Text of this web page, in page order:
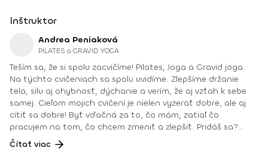
Inštruktor
Andrea Peniaková
PILATES a GRAVID YOGA
Teším sa, že si spolu zacvičíme! Pilates, Joga a Gravid joga.
Na týchto cvičeniach sa spolu uvidíme. Zlepšíme držanie
tela, silu aj ohybnosť, dýchanie a verím, že aj vzťah k sebe
samej. Cieľom mojich cvičení je nielen vyzerať dobre, ale aj
cítiť sa dobre! Byť vďačná za to, čo mám, zatiaľ čo
pracujem na tom, čo chcem zmeniť a zlepšiť. Pridáš sa?
Teším sa na teba na online lekciách vo Fitshakeri, aj vo
Fitshaker podcaste! Taktiež osobne na mojich hodinách v
Čítať viac